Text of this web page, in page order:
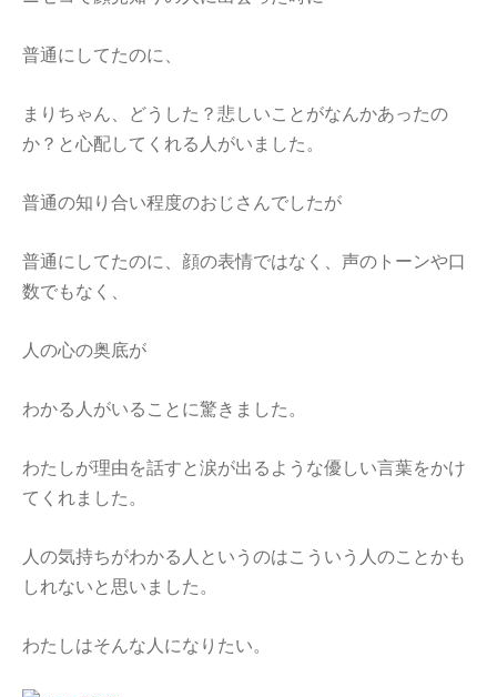
普通にしてたのに、
まりちゃん、どうした？悲しいことがなんかあったの
か？と心配してくれる人がいました。
普通の知り合い程度のおじさんでしたが
普通にしてたのに、顔の表情ではなく、声のトーンや口
数でもなく、
人の心の奥底が
わかる人がいることに驚きました。
わたしが理由を話すと涙が出るような優しい言葉をかけ
てくれました。
人の気持ちがわかる人というのはこういう人のことかも
しれないと思いました。
わたしはそんな人になりたい。